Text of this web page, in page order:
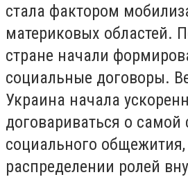
стала фактором
материковых областей.
стране начали
социальные договоры.
Украина начала
договариваться о самой
социального общежития,
распределении ролей